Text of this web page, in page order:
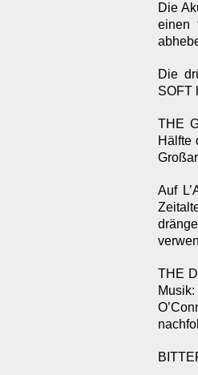
Die
einen
Die
SOFT
THE
Hälfte
Auf
THE